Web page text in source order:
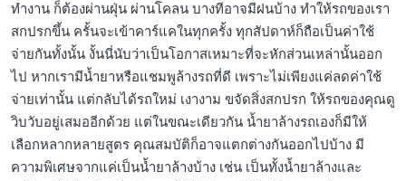
ทำงาน ก็ต้องผ่านฝุ่น ผ่านโคลน บางทีอาจมีฝนบ้าง ทำให้รถของเรา
สกปรกขึ้น ครั้นจะเข้าคาร์แคในทุกครั้ง ทุกสัปดาห์ก็ถือเป็นค่าใช้
จ่ายกันทั้งนั้น งั้นนี่นับว่าเป็นโอกาสเหมาะที่จะหักส่วนเหล่านั้นออก
ไป หากเรามีน้ำยาหรือแชมพูล้างรถที่ดี เพราะไม่เพียงแค่ลดค่าใช้
จ่ายเท่านั้น แต่กลับได้รถใหม่ เงางาม ขจัดสิ่งสกปรก ให้รถของคุณดู
วิบวับอยู่เสมออีกด้วย แต่ในขณะเดียวกัน น้ำยาล้างรถเองก็มีให้
เลือกหลากหลายสูตร คุณสมบัติก็อาจแตกต่างกันออกไปบ้าง มี
ความพิเศษจากแค่เป็นน้ำยาล้างบ้าง เช่น เป็นทั้งน้ำยาล้างและ